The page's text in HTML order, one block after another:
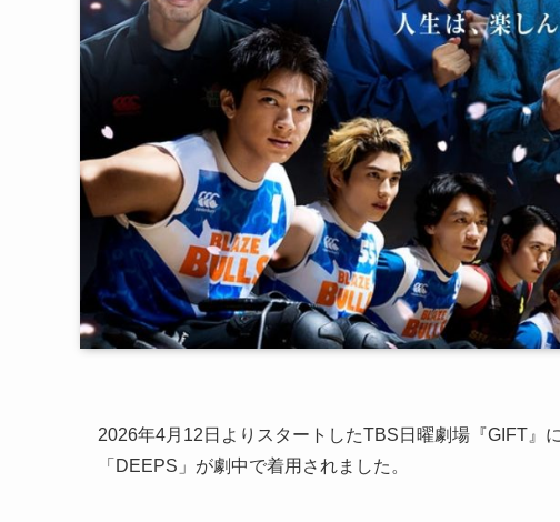
2026年4月12日よりスタートしたTBS日曜劇場『GIFT』
「DEEPS」が劇中で着用されました。